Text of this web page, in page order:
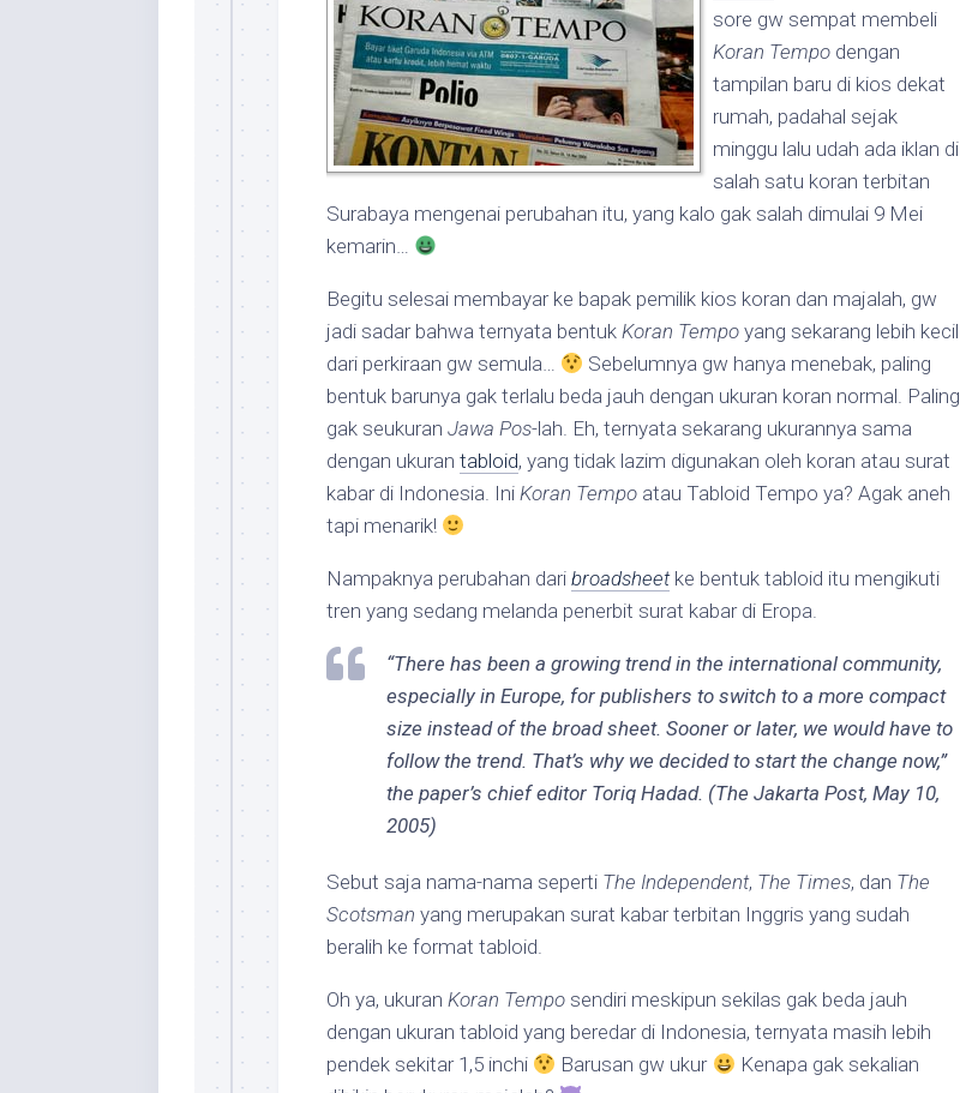
sore gw sempat membeli
Koran Tempo dengan
tampilan baru di kios dekat
rumah, padahal sejak
minggu lalu udah ada iklan di
salah satu koran terbitan
Surabaya mengenai perubahan itu, yang kalo gak salah dimulai 9 Mei
kemarin…
Begitu selesai membayar ke bapak pemilik kios koran dan majalah, gw
jadi sadar bahwa ternyata bentuk Koran Tempo yang sekarang lebih kecil
dari perkiraan gw semula…
Sebelumnya gw hanya menebak, paling
bentuk barunya gak terlalu beda jauh dengan ukuran koran normal. Paling
gak seukuran Jawa Pos-lah. Eh, ternyata sekarang ukurannya sama
dengan ukuran tabloid, yang tidak lazim digunakan oleh koran atau surat
kabar di Indonesia. Ini Koran Tempo atau Tabloid Tempo ya? Agak aneh
tapi menarik!
Nampaknya perubahan dari broadsheetke bentuk tabloid itu mengikuti
tren yang sedang melanda penerbit surat kabar di Eropa.
“There has been a growing trend in the international community,
especially in Europe, for publishers to switch to a more compact
size instead of the broad sheet. Sooner or later, we would have to
follow the trend. That’s why we decided to start the change now,”
the paper’s chief editor Toriq Hadad. (The Jakarta Post, May 10,
2005)
Sebut saja nama-nama seperti The Independent, The Times, dan The
Scotsman yang merupakan surat kabar terbitan Inggris yang sudah
beralih ke format tabloid.
Oh ya, ukuran Koran Tempo sendiri meskipun sekilas gak beda jauh
dengan ukuran tabloid yang beredar di Indonesia, ternyata masih lebih
pendek sekitar 1,5 inchi
Barusan gw ukur
Kenapa gak sekalian